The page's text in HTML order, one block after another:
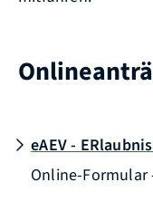
eAEV -
Online-Formular